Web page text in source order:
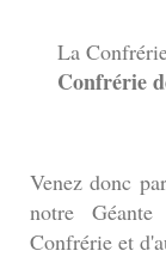
La
Confrérie
Venez donc
notre
Confrérie et